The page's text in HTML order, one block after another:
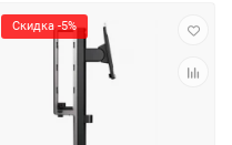
Скидка -5%